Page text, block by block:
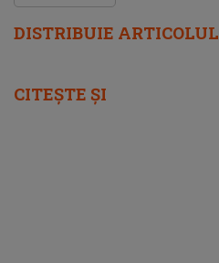
DISTRIBUIE ARTICOLUL
CITEȘTE ȘI